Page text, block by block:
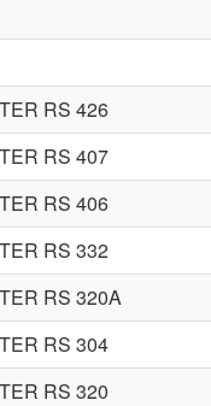
RS 426
RS 407
RS 406
RS 332
RS 320A
RS 304
RS 320